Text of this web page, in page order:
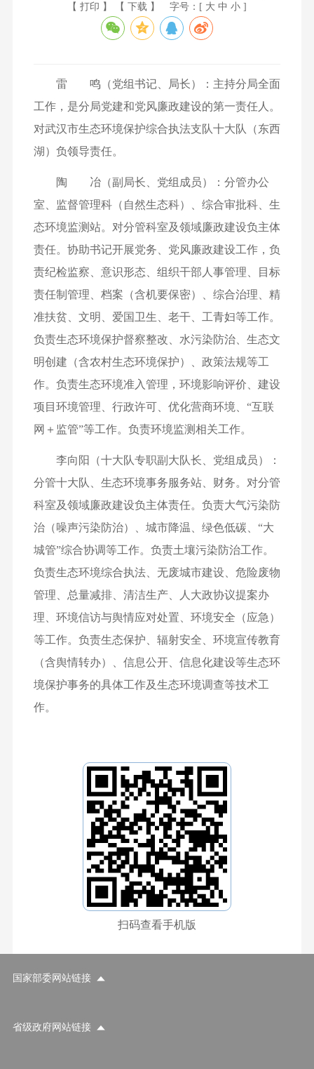
【 打印 】
【 下载 】 字号：[ 大 中 小 ]
雷 鸣（党组书记、局长）：主持分局全面
工作，是分局党建和党风廉政建设的第一责任人。
对武汉市生态环境保护综合执法支队十大队（东西
湖）负领导责任。
陶 冶（副局长、党组成员）：分管办公
室、监督管理科（自然生态科）、综合审批科、生
态环境监测站。对分管科室及领域廉政建设负主体
责任。协助书记开展党务、党风廉政建设工作，负
责纪检监察、意识形态、组织干部人事管理、目标
责任制管理、档案（含机要保密）、综合治理、精
准扶贫、文明、爱国卫生、老干、工青妇等工作。
负责生态环境保护督察整改、水污染防治、生态文
明创建（含农村生态环境保护）、政策法规等工
作。负责生态环境准入管理，环境影响评价、建设
项目环境管理、行政许可、优化营商环境、“互联
网＋监管”等工作。负责环境监测相关工作。
李向阳（十大队专职副大队长、党组成员）：
分管十大队、生态环境事务服务站、财务。对分管
科室及领域廉政建设负主体责任。负责大气污染防
治（噪声污染防治）、城市降温、绿色低碳、“大
城管”综合协调等工作。负责土壤污染防治工作。
负责生态环境综合执法、无废城市建设、危险废物
管理、总量减排、清洁生产、人大政协议提案办
理、环境信访与舆情应对处置、环境安全（应急）
等工作。负责生态保护、辐射安全、环境宣传教育
（含舆情转办）、信息公开、信息化建设等生态环
境保护事务的具体工作及生态环境调查等技术工
作。
扫码查看手机版
国家部委网站链接
省级政府网站链接